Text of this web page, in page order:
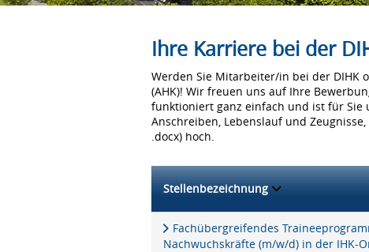
Ihre Karriere bei der
Werden Sie Mitarbeiter/in bei der DIHK
(AHK)! Wir freuen uns auf Ihre
funktioniert ganz einfach und ist für Sie
Anschreiben, Lebenslauf und
.docx) hoch.
Stellenbezeichnung
Fachübergreifendes
Nachwuchskräfte (m/w/d) in der IHK-